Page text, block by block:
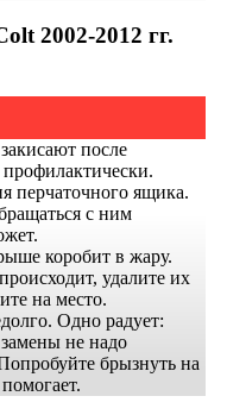
2002-2012 гг.
после
перчаточного ящика.
с ним
коробит в жару.
удалите их
на место.
Одно радует:
не надо
брызнуть на